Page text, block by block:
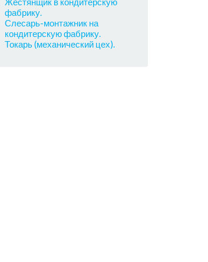
фабрику.
Слесарь-монтажник на
кондитерскую фабрику.
Токарь (механический цех).